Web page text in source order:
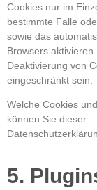
Cookies nur im
bestimmte Fälle
sowie das
Browsers
Deaktivierung von
eingeschränkt sein.
Welche Cookies
können Sie dieser
5.